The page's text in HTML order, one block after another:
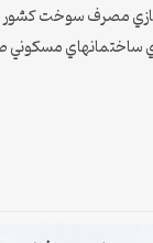
مصرف سوخت كشور
مسكوني